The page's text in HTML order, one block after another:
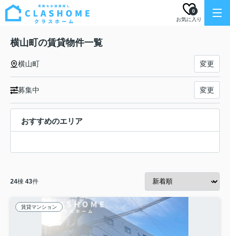
お気に入り
0
横山町の賃貸物件一覧
横山町 変更
募集中 変更
おすすめのエリア
24棟 43件
賃貸マンション